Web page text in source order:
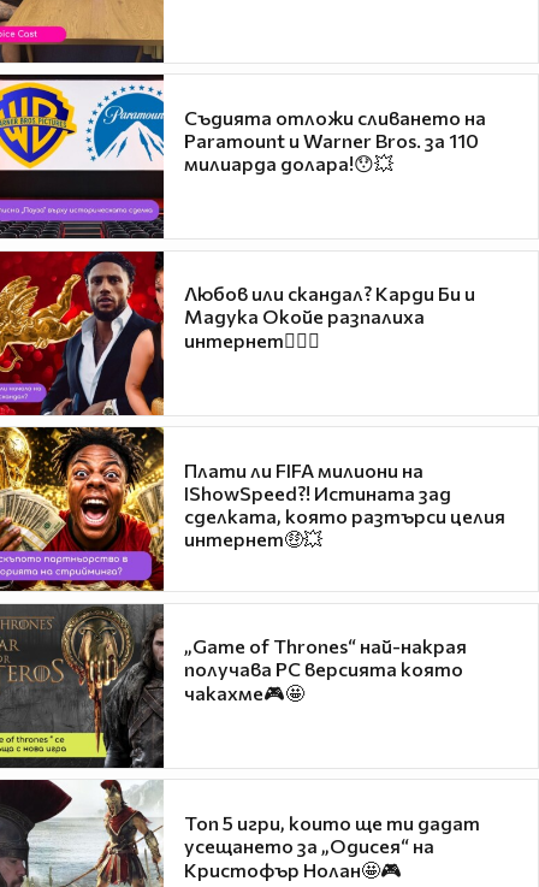
Съдията отложи сливането на
Paramount и Warner Bros. за 110
милиарда долара!😯💥
Любов или скандал? Карди Би и
Мадука Окойе разпалиха
интернет❤️‍🔥🔥
Плати ли FIFA милиони на
IShowSpeed?! Истината зад
сделката, която разтърси целия
интернет🤑💥
„Game of Thrones“ най-накрая
получава PC версията която
чакахме🎮🤩
Топ 5 игри, които ще ти дадат
усещането за „Одисея“ на
Кристофър Нолан🤩🎮